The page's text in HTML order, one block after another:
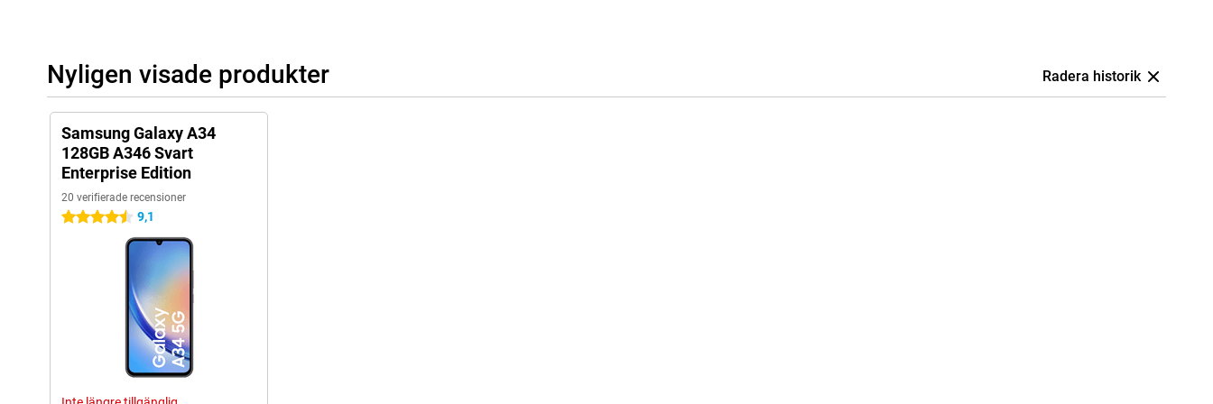
Nyligen visade produkter Radera historik
Samsung Galaxy A34
128GB A346 Svart
Enterprise Edition
20 verifierade recensioner
4.5 stjärnor 9,1